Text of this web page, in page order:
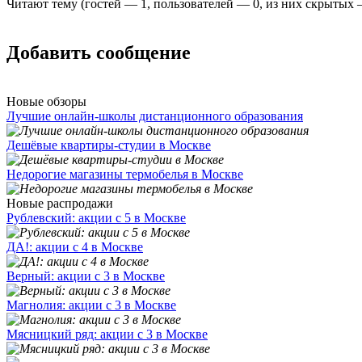
Читают тему (гостей — 1 , пользователей — 0, из них скрытых
Добавить сообщение
Новые обзоры
Лучшие онлайн-школы дистанционного образования
Дешёвые квартиры-студии в Москве
Недорогие магазины термобелья в Москве
Новые распродажи
Рублевский: акции с 5 в Москве
ДА!: акции с 4 в Москве
Верный: акции с 3 в Москве
Магнолия: акции с 3 в Москве
Мясницкий ряд: акции с 3 в Москве